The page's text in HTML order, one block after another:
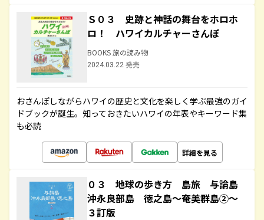
Ｓ０３ 史跡と神話の舞台をホロホ
ロ！ ハワイカルチャーさんぽ
BOOKS 旅の読み物
2024.03.22 発売
おさんぽしながらハワイの歴史と文化を楽しく学ぶ最強のガイ
ドブックが誕生。知っておきたいハワイの年表やキーワード集
も必読
詳細を見る
０３ 地球の歩き方 島旅 与論島
沖永良部島 徳之島～奄美群島②～
３訂版